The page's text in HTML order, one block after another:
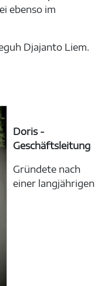
ebenso im
Djajanto Liem.
Doris -
Geschäftsleitung
Gründete nach
einer langjährigen